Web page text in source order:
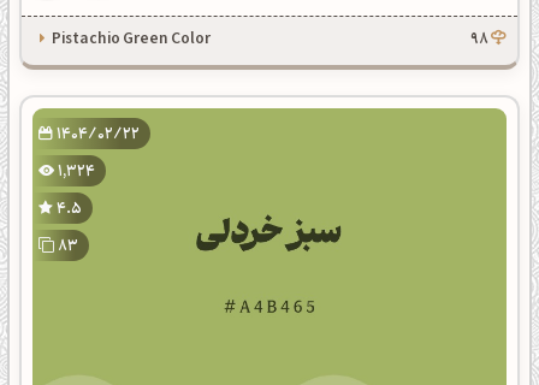
98
Pistachio Green Color
1404/02/22
1,324
4.5
83